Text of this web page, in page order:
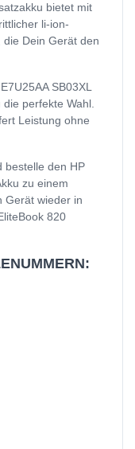
bietet mit
li-ion-
Dein Gerät den
SB03XL
perfekte Wahl.
Leistung ohne
bestelle den HP
zu einem
Gerät wieder in
820